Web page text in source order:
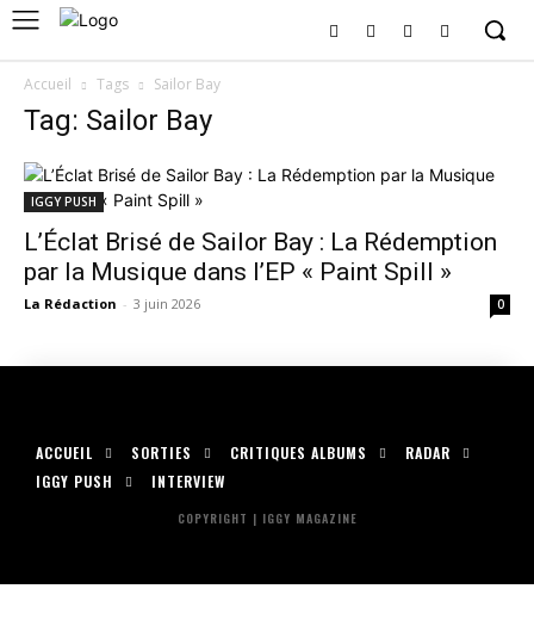
Accueil Tags Sailor Bay
Tag: Sailor Bay
IGGY PUSH
L’Éclat Brisé de Sailor Bay : La Rédemption
par la Musique dans l’EP « Paint Spill »
La Rédaction - 3 juin 2026 0
ACCUEIL SORTIES CRITIQUES ALBUMS
RADAR
IGGY PUSH
INTERVIEW
COPYRIGHT | IGGY MAGAZINE